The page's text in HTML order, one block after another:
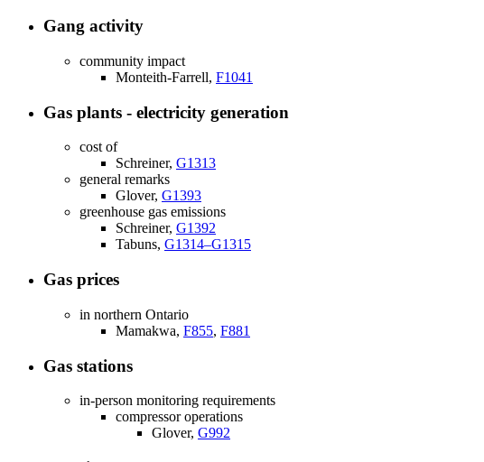
Gang activity
community impact
Monteith-Farrell, F1041
Gas plants - electricity generation
cost of
Schreiner, G1313
general remarks
Glover, G1393
greenhouse gas emissions
Schreiner, G1392
Tabuns, G1314–G1315
Gas prices
in northern Ontario
Mamakwa, F855, F881
Gas stations
in-person monitoring requirements
compressor operations
Glover, G992